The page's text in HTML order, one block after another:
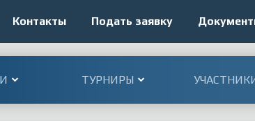
Контакты Подать заявку
ТУРНИРЫ